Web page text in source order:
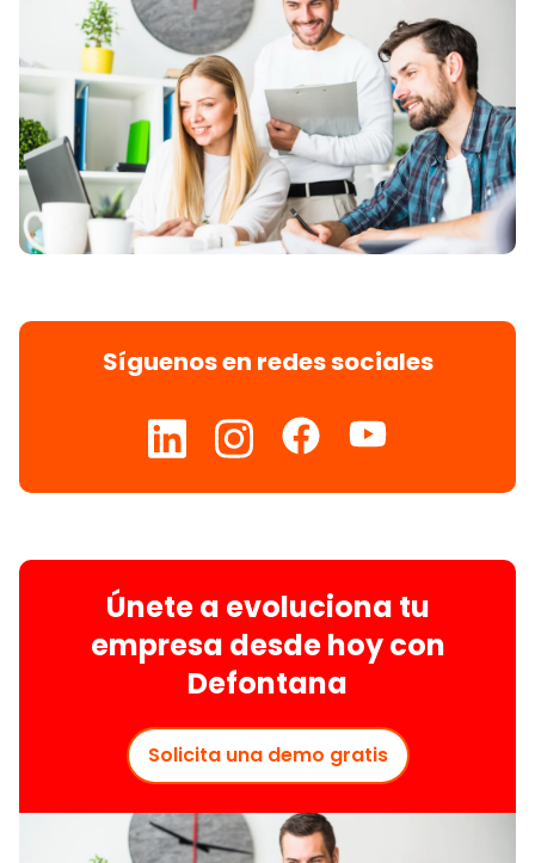
Síguenos en redes sociales
Únete a evoluciona tu
empresa desde hoy con
Defontana
Solicita una demo gratis